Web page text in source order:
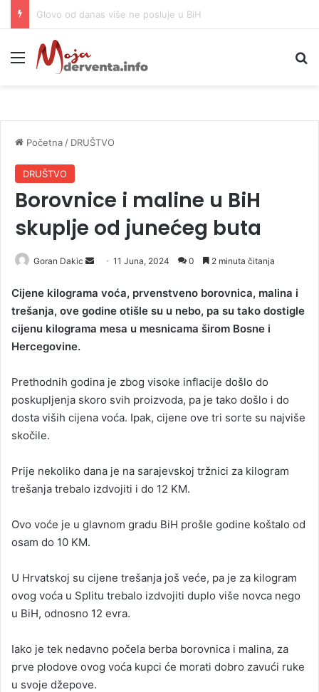
Meni
Početna / DRUŠTVO
DRUŠTVO
Borovnice i maline u BiH
skuplje od junećeg buta
Goran Dakic
n
d
a
m
a
i
11 Juna, 2024 0 2 minuta čitanja
Cijene kilograma voća, prvenstveno borovnica, malina i
trešanja, ove godine otišle su u nebo, pa su tako dostigle
cijenu kilograma mesa u mesnicama širom Bosne i
Hercegovine.
Prethodnih godina je zbog visoke inflacije došlo do
poskupljenja skoro svih proizvoda, pa je tako došlo i do
dosta viših cijena voća. Ipak, cijene ove tri sorte su najviše
skočile.
Prije nekoliko dana je na sarajevskoj tržnici za kilogram
trešanja trebalo izdvojiti i do 12 KM.
Ovo voće je u glavnom gradu BiH prošle godine koštalo od
osam do 10 KM.
U Hrvatskoj su cijene trešanja još veće, pa je za kilogram
ovog voća u Splitu trebalo izdvojiti duplo više novca nego
u BiH, odnosno 12 evra.
Iako je tek nedavno počela berba borovnica i malina, za
prve plodove ovog voća kupci će morati dobro zavući ruke
u svoje džepove.